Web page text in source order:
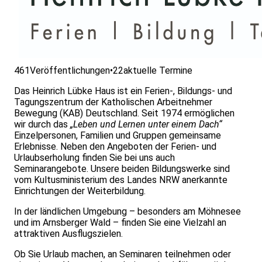
461Veröffentlichungen•22aktuelle Termine
Das Heinrich Lübke Haus ist ein Ferien-, Bildungs- und
Tagungszentrum der Katholischen Arbeitnehmer
Bewegung (KAB) Deutschland. Seit 1974 ermöglichen
wir durch das „Leben und Lernen unter einem Dach“
Einzelpersonen, Familien und Gruppen gemeinsame
Erlebnisse. Neben den Angeboten der Ferien- und
Urlaubserholung finden Sie bei uns auch
Seminarangebote. Unsere beiden Bildungswerke sind
vom Kultusministerium des Landes NRW anerkannte
Einrichtungen der Weiterbildung.
In der ländlichen Umgebung – besonders am Möhnesee
und im Arnsberger Wald – finden Sie eine Vielzahl an
attraktiven Ausflugszielen.
Ob Sie Urlaub machen, an Seminaren teilnehmen oder